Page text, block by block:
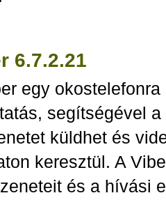
6.7.2.21
egy
segítségével
küldhet és
keresztül. A
és a hívási